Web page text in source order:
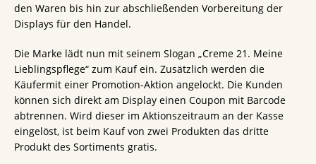
den Waren bis hin zur abschließenden Vorbereitung der
Displays für den Handel.
Die Marke lädt nun mit seinem Slogan „Creme 21. Meine
Lieblingspflege“ zum Kauf ein. Zusätzlich werden die
Käufermit einer Promotion-Aktion angelockt. Die Kunden
können sich direkt am Display einen Coupon mit Barcode
abtrennen. Wird dieser im Aktionszeitraum an der Kasse
eingelöst, ist beim Kauf von zwei Produkten das dritte
Produkt des Sortiments gratis.